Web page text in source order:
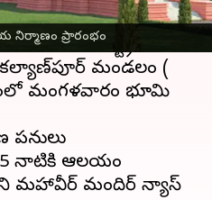
నిర్మాణం ప్రారంభం
విరాట్‌ రామాయణ మందిరం
ఈ మేరకు రాష్ట్రంలోని
మండలం (
మంగళవారం భూమి
నాటికి ఆలయం
మహావీర్‌ మందిర్‌ న్యాస్‌